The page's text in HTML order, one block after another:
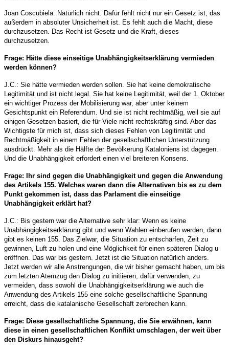
Joan Coscubiela: Natürlich nicht. Dafür fehlt nicht nur ein Gesetz ist, das
außerdem in absoluter Unsicherheit ist. Es fehlt auch die Macht, diese
durchzusetzen. Das Recht ist Gesetz und die Kraft, dieses
durchzusetzen.
Frage: Hätte diese einseitige Unabhängigkeitserklärung vermieden
werden können?
J.C.: Sie hätte vermieden werden sollen. Sie hat keine demokratische
Legitimität und ist nicht legal. Sie hat keine Legitimität, weil der 1. Oktober
ein wichtiger Prozess der Mobilisierung war, aber unter keinem
Gesichtspunkt ein Referendum. Und sie ist nicht rechtmäßig, weil sie auf
einigen Gesetzen basiert, die für Viele nicht rechtskräftig sind. Aber das
Wichtigste für mich ist, dass sich dieses Fehlen von Legitimität und
Rechtmäßigkeit in einem Fehlen der gesellschaftlichen Unterstützung
ausdrückt. Mehr als die Hälfte der Bevölkerung Kataloniens ist dagegen.
Und die Unabhängigkeit erfordert einen viel breiteren Konsens.
Frage: Ihr sind gegen die Unabhängigkeit und gegen die Anwendung
des Artikels 155. Welches waren dann die Alternativen bis es zu dem
Punkt gekommen ist, dass das Parlament die einseitige
Unabhängigkeit erklärt hat?
J.C.: Bis gestern war die Alternative sehr klar: Wenn es keine
Unabhängigkeitserklärung gibt und wenn Wahlen einberufen werden, dann
gibt es keinen 155. Das Zielwar, die Situation zu entschärfen, Zeit zu
gewinnen, Luft zu holen und eine Möglichkeit für einen späteren Dialog u
eröffnen. Das war bis gestern. Jetzt ist die Situation natürlich anders.
Jetzt werden wir alle Anstrengungen, die wir bisher gemacht haben, um bis
zum letzten Atemzug den Dialog zu initiieren, dafür verwenden, zu
vermeiden, dass sowohl die Unabhängigkeitserklärung wie auch die
Anwendung des Artikels 155 eine solche gesellschaftliche Spannung
erreicht, dass die katalanische Gesellschaft zerbrechen kann.
Frage: Diese gesellschaftliche Spannung, die Sie erwähnen, kann
diese in einen gesellschaftlichen Konflikt umschlagen, der weit über
den Diskurs hinausgeht?